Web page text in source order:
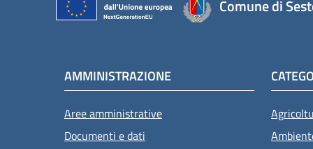
Comune di
AMMINISTRAZIONE
Aree amministrative
Documenti e dati